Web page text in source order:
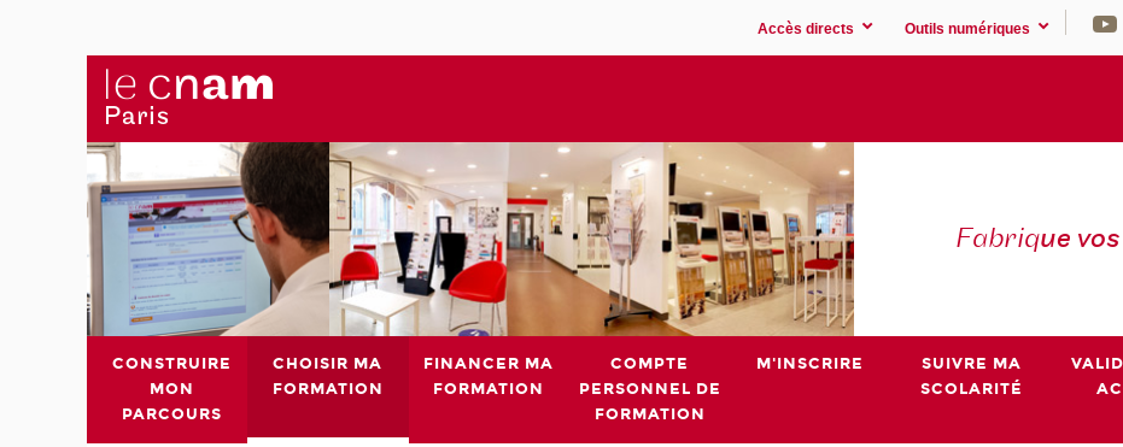
Accès directs Outils numériques
Fabrique
CONSTRUIRE
MON
PARCOURS
CHOISIR MA
FORMATION
FINANCER MA
FORMATION
COMPTE
PERSONNEL DE
FORMATION
M'INSCRIRE
SUIVRE MA
SCOLARITÉ